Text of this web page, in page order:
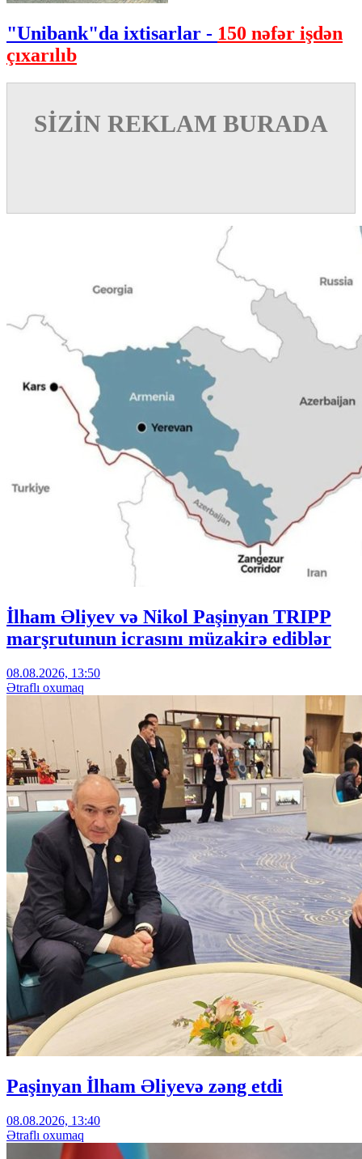
"Unibank"da ixtisarlar - 150 nəfər işdən
çıxarılıb
SİZİN REKLAM BURADA
İlham Əliyev və Nikol Paşinyan TRIPP
marşrutunun icrasını müzakirə ediblər
08.08.2026, 13:50
Ətraflı oxumaq
Paşinyan İlham Əliyevə zəng etdi
08.08.2026, 13:40
Ətraflı oxumaq